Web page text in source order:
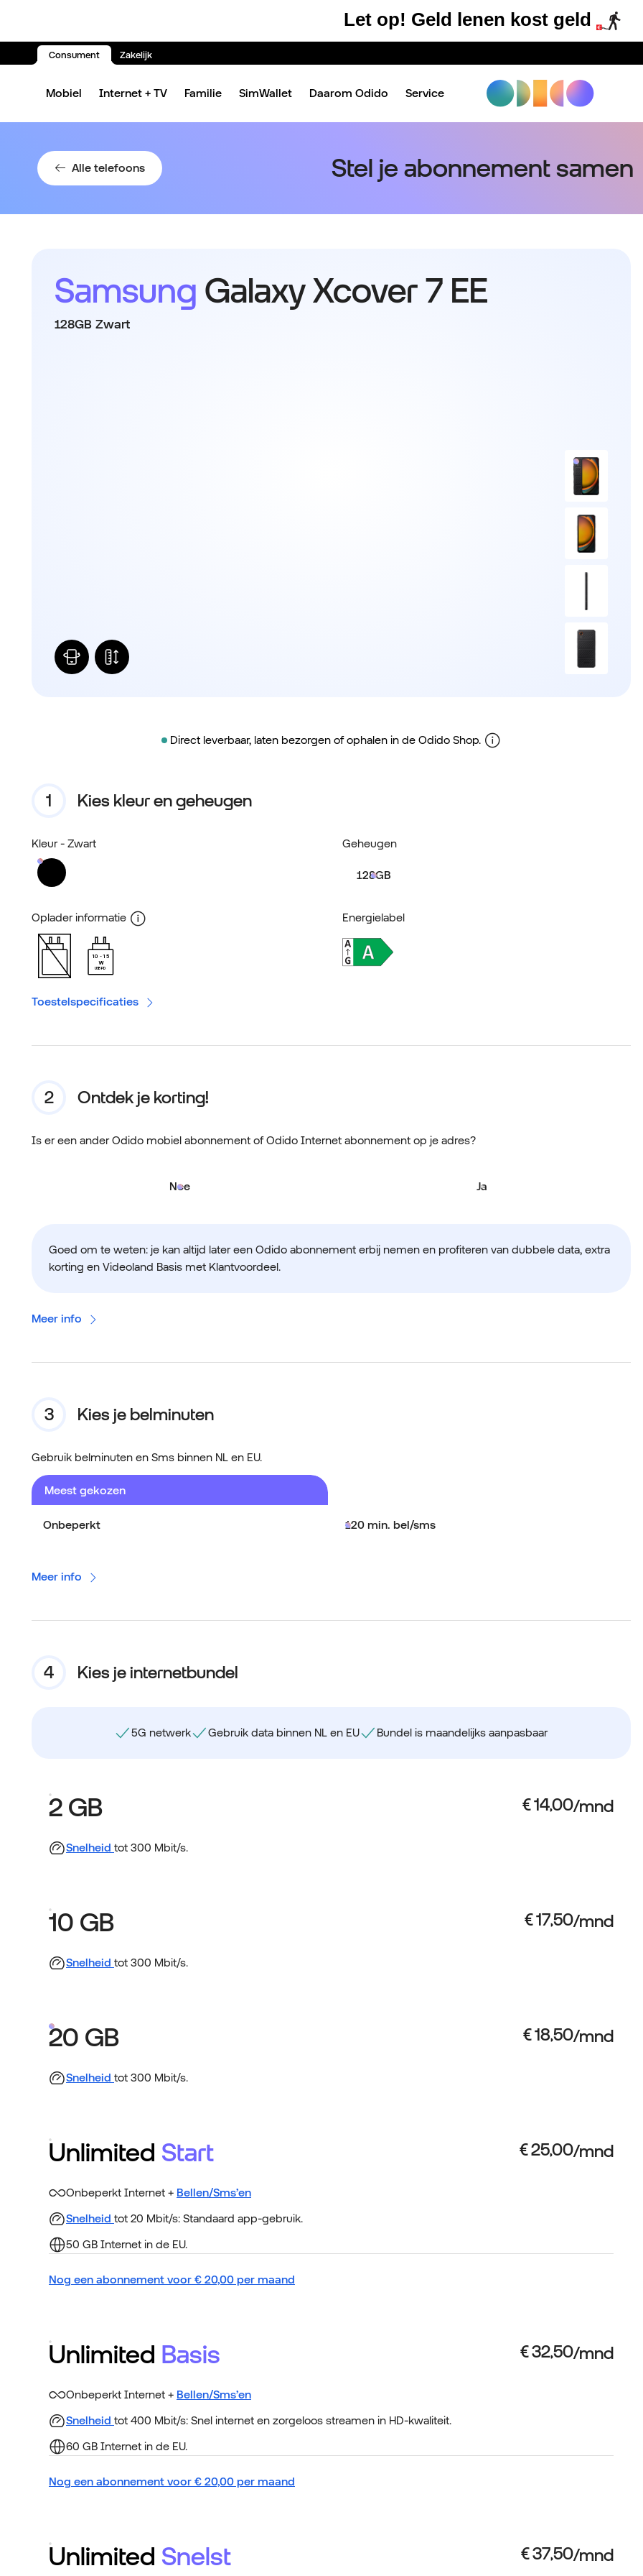
Let op! Geld lenen kost geld
Consument Zakelijk
Mobiel Internet + TV Familie SimWallet Daarom Odido Service
Alle telefoons Stel je abonnement samen
Samsung Galaxy Xcover 7 EE
128GB Zwart
Direct leverbaar, laten bezorgen of ophalen in de Odido Shop.
Kies kleur en geheugen
Kleur - Zwart Geheugen
128GB
Oplader informatie
10
15
W
USB PD
Energielabel
Toestelspecificaties
Ontdek je korting!
Is er een ander Odido mobiel abonnement of Odido Internet abonnement op je adres?
Nee Ja
Goed om te weten: je kan altijd later een Odido abonnement erbij nemen en profiteren van dubbele data, extra
korting en Videoland Basis met Klantvoordeel.
Meer info
Kies je belminuten
Gebruik belminuten en Sms binnen NL en EU.
Meest gekozen
Onbeperkt 120 min. bel/sms
Meer info
Kies je internetbundel
5G netwerk Gebruik data binnen NL en EU Bundel is maandelijks aanpasbaar
2 GB
Snelheid tot 300 Mbit/s.
10 GB
Snelheid tot 300 Mbit/s.
20 GB
Snelheid tot 300 Mbit/s.
Unlimited Start
Onbeperkt Internet + Bellen/Sms’en
Snelheid tot 20 Mbit/s: Standaard app-gebruik.
50 GB Internet in de EU.
Nog een abonnement voor € 20,00 per maand
Unlimited Basis
Onbeperkt Internet + Bellen/Sms’en
Snelheid tot 400 Mbit/s: Snel internet en zorgeloos streamen in HD-kwaliteit.
60 GB Internet in de EU.
Nog een abonnement voor € 20,00 per maand
Unlimited Snelst